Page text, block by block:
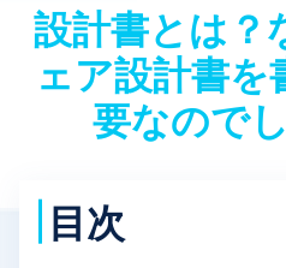
設計書とは？
ェア設計書
要なので
目次